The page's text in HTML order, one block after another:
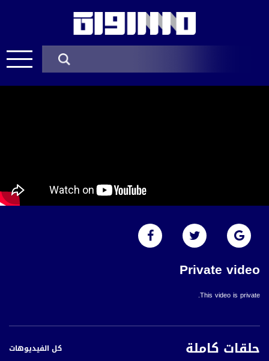
Private video
This video is private.
حلقات كاملة كل الفيديوهات